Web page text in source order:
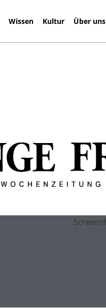
Wissen Kultur Über uns